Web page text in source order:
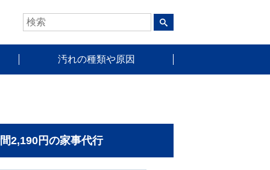
汚れの種類や原因
2,190円の家事代行